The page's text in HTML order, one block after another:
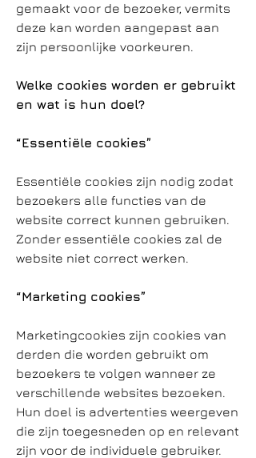
gemaakt voor de bezoeker, vermits
deze kan worden aangepast aan
zijn persoonlijke voorkeuren.
Welke cookies worden er gebruikt
en wat is hun doel?
“Essentiële cookies”
Essentiële cookies zijn nodig zodat
bezoekers alle functies van de
website correct kunnen gebruiken.
Zonder essentiële cookies zal de
website niet correct werken.
“Marketing cookies”
Marketingcookies zijn cookies van
derden die worden gebruikt om
bezoekers te volgen wanneer ze
verschillende websites bezoeken.
Hun doel is advertenties weergeven
die zijn toegesneden op en relevant
zijn voor de individuele gebruiker.